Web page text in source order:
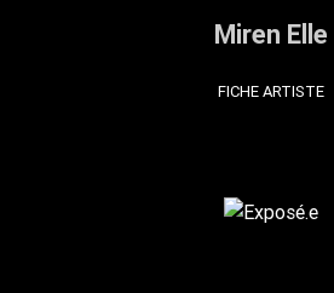
Miren Elle
FICHE ARTISTE